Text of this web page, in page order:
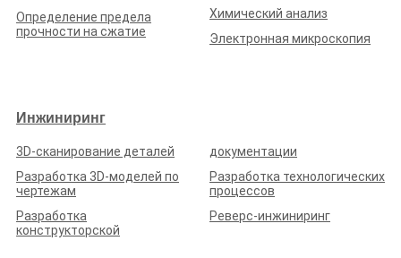
Определение предела
прочности на сжатие
Химический анализ
Электронная микроскопия
Инжиниринг
3D-сканирование деталей
Разработка 3D-моделей по
чертежам
Разработка
конструкторской
документации
Разработка технологических
процессов
Реверс-инжиниринг